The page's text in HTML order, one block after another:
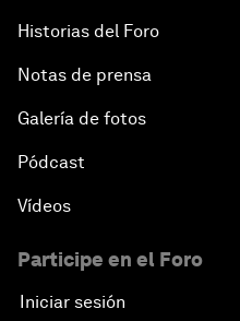
Historias del Foro
Notas de prensa
Galería de fotos
Pódcast
Vídeos
Participe en el Foro
Iniciar sesión